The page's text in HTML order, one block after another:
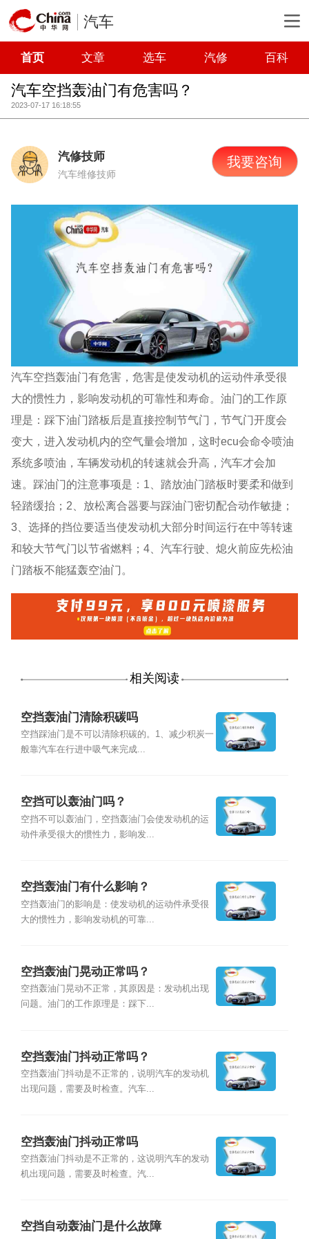
汽车
首页 文章 选车 汽修 百科
汽车空挡轰油门有危害吗？
2023-07-17 16:18:55
汽修技师
汽车维修技师
我要咨询
汽车空挡轰油门有危害，危害是使发动机的运动件承受很
大的惯性力，影响发动机的可靠性和寿命。油门的工作原
理是：踩下油门踏板后是直接控制节气门，节气门开度会
变大，进入发动机内的空气量会增加，这时ecu会命令喷油
系统多喷油，车辆发动机的转速就会升高，汽车才会加
速。踩油门的注意事项是：1、踏放油门踏板时要柔和做到
轻踏缓抬；2、放松离合器要与踩油门密切配合动作敏捷；
3、选择的挡位要适当使发动机大部分时间运行在中等转速
和较大节气门以节省燃料；4、汽车行驶、熄火前应先松油
门踏板不能猛轰空油门。
相关阅读
空挡轰油门清除积碳吗
空挡踩油门是不可以清除积碳的。1、减少积炭一
般靠汽车在行进中吸气来完成...
空挡可以轰油门吗？
空挡不可以轰油门，空挡轰油门会使发动机的运
动件承受很大的惯性力，影响发...
空挡轰油门有什么影响？
空挡轰油门的影响是：使发动机的运动件承受很
大的惯性力，影响发动机的可靠...
空挡轰油门晃动正常吗？
空挡轰油门晃动不正常，其原因是：发动机出现
问题。油门的工作原理是：踩下...
空挡轰油门抖动正常吗？
空挡轰油门抖动是不正常的，说明汽车的发动机
出现问题，需要及时检查。汽车...
空挡轰油门抖动正常吗
空挡轰油门抖动是不正常的，这说明汽车的发动
机出现问题，需要及时检查。汽...
空挡自动轰油门是什么故障